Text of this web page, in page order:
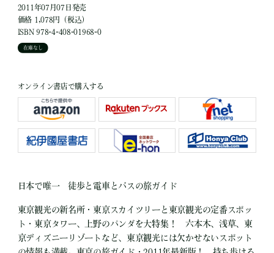
2011年07月07日発売
価格 1,078円（税込）
ISBN 978-4-408-01968-0
在庫なし
オンライン書店で購入する
日本で唯一 徒歩と電車とバスの旅ガイド
東京観光の新名所・東京スカイツリーと東京観光の定番スポッ
ト・東京タワー、上野のパンダを大特集！ 六本木、浅草、東
京ディズニーリゾートなど、東京観光には欠かせないスポット